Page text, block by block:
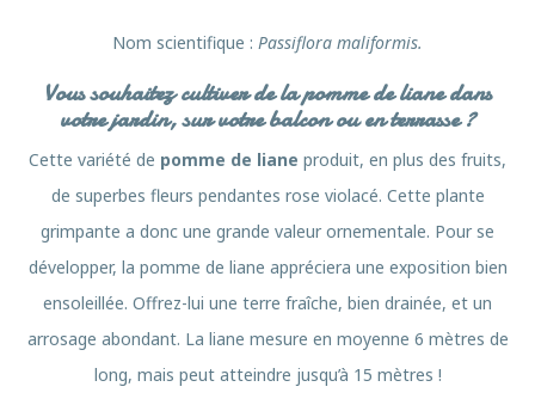
Nom scientifique : Passiflora maliformis.
Vous souhaitez cultiver de la pomme de liane dans
votre jardin, sur votre balcon ou en terrasse ?
Cette variété de pomme de liane produit, en plus des fruits,
de superbes fleurs pendantes rose violacé. Cette plante
grimpante a donc une grande valeur ornementale. Pour se
développer, la pomme de liane appréciera une exposition bien
ensoleillée. Offrez-lui une terre fraîche, bien drainée, et un
arrosage abondant. La liane mesure en moyenne 6 mètres de
long, mais peut atteindre jusqu’à 15 mètres !